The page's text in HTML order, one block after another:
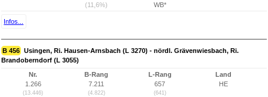
(11,6%)
WB*
Infos...
B 456 Usingen, Ri. Hausen-Arnsbach (L 3270) - nördl. Grävenwiesbach, Ri.
Brandoberndorf (L 3055)
Nr.
1.266
(13.446)
B-Rang
7.211
(4.822)
L-Rang
657
(641)
Land
HE